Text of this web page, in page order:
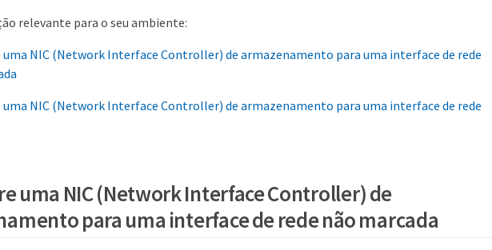
relevante para o seu ambiente:
NIC (Network Interface Controller) de armazenamento para uma interface de rede
NIC (Network Interface Controller) de armazenamento para uma interface de rede
uma NIC (Network Interface Controller) de
para uma interface de rede não marcada